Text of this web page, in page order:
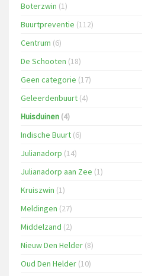
Boterzwin (1)
Buurtpreventie (112)
Centrum (6)
De Schooten (18)
Geen categorie (17)
Geleerdenbuurt (4)
Huisduinen (4)
Indische Buurt (6)
Julianadorp (14)
Julianadorp aan Zee (1)
Kruiszwin (1)
Meldingen (27)
Middelzand (2)
Nieuw Den Helder (8)
Oud Den Helder (10)